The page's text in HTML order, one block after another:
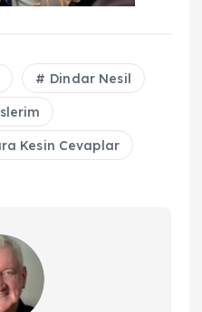
Dindar Nesil
Kesin Cevaplar